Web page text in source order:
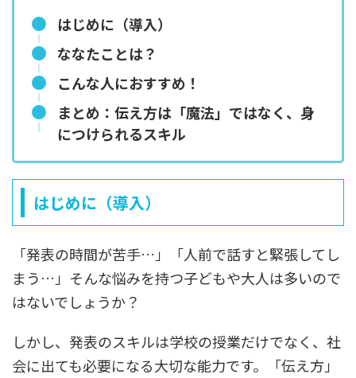
はじめに（導入）
ななたことは？
こんな人におすすめ！
まとめ：伝え方は「魔法」ではなく、身
につけられるスキル
はじめに（導入）
「発表の時間が苦手…」「人前で話すと緊張してし
まう…」そんな悩みを持つ子どもや大人は多いので
はないでしょうか？
しかし、発表のスキルは学校の授業だけでなく、社
会に出ても必要になる大切な能力です。「伝え方」